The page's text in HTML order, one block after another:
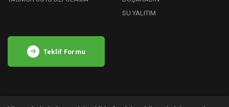
SU YALITIM
Teklif Formu